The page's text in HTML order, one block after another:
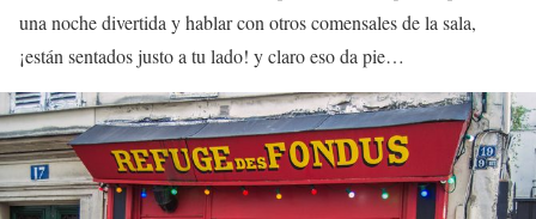
una noche divertida y hablar con otros comensales de la sala,
¡están sentados justo a tu lado! y claro eso da pie…